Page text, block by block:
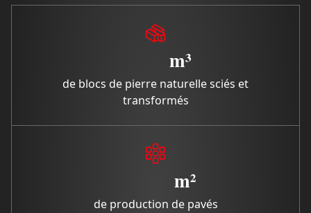
m³
de blocs de pierre naturelle sciés et
transformés
m²
de production de pavés